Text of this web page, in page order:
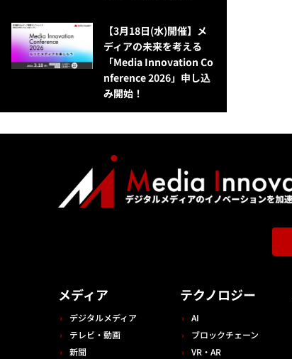
【3月18日(水)開催】メ
ディアの未来を考える
「Media Innovation Co
nference 2026」申し込
み開始！
メディア
デジタルメディア
テレビ・動画
新聞
テクノロジー
AI
ブロックチェーン
VR・AR